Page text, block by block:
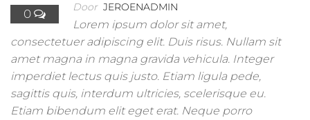
0 Door JEROENADMIN
Lorem ipsum dolor sit amet,
consectetuer adipiscing elit. Duis risus. Nullam sit
amet magna in magna gravida vehicula. Integer
imperdiet lectus quis justo. Etiam ligula pede,
sagittis quis, interdum ultricies, scelerisque eu.
Etiam bibendum elit eget erat. Neque porro